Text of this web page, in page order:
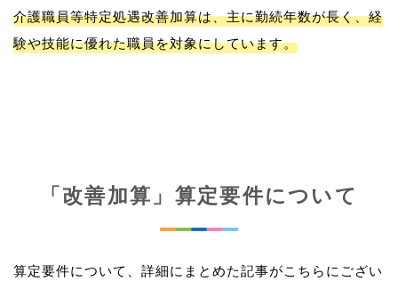
介護職員等特定処遇改善加算は、主に勤続年数が長く、経
験や技能に優れた職員を対象にしています。
「改善加算」算定要件について
算定要件について、詳細にまとめた記事がこちらにござい